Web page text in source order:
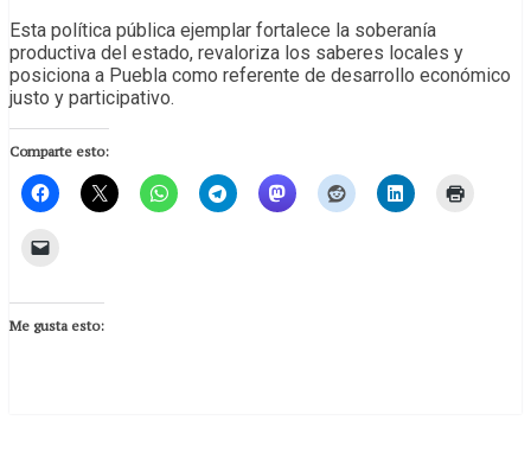
Esta política pública ejemplar fortalece la soberanía
productiva del estado, revaloriza los saberes locales y
posiciona a Puebla como referente de desarrollo económico
justo y participativo.
Comparte esto:
Me gusta esto: